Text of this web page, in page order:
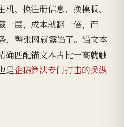
、换注册信息、换模板、
层，成本就翻一倍，而
，整张网就露馅了。锚文本
确匹配锚文本占比一高就触
是企鹅算法专门打击的操纵